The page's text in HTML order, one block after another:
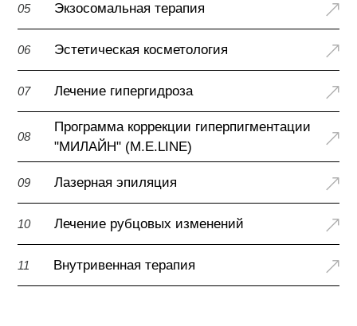
05 Экзосомальная терапия
06 Эстетическая косметология
07 Лечение гипергидроза
08
Программа коррекции гиперпигментации
"МИЛАЙН" (M.E.LINE)
09 Лазерная эпиляция
10 Лечение рубцовых изменений
11 Внутривенная терапия